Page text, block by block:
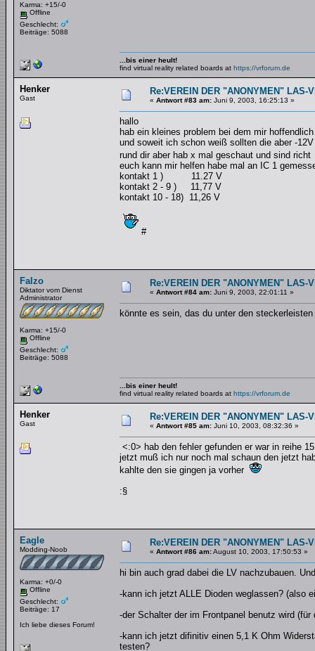
Karma: +15/-0
Offline
Geschlecht:
Beiträge: 5088
...bis einer heult!
find virtual reality related boards at https://vrforum.de
Henker
Gast
Re:VEREIN DER "ANONYMEN" LAS-
« Antwort #83 am: Juni 9, 2003, 16:25:13 »
hallo
hab ein kleines problem bei dem mir
und soweit ich schon weiß sollten die aber -
rund dir aber hab x mal geschaut und sind
euch kann mir helfen habe mal an IC 1
kontakt 1 ) 11.27 V
kontakt 2 - 9 ) 11,77 V
kontakt 10 - 18) 11,26 V
#
Falzo
Diktator vom Dienst
Administrator
Karma: +15/-0
Offline
Geschlecht:
Beiträge: 5088
Re:VEREIN DER "ANONYMEN" LAS-
« Antwort #84 am: Juni 9, 2003, 22:01:11 »
könnte es sein, das du unter den
...bis einer heult!
find virtual reality related boards at https://vrforum.de
Henker
Gast
Re:VEREIN DER "ANONYMEN" LAS-
« Antwort #85 am: Juni 10, 2003, 08:32:36 »
<:0> hab den fehler gefunden er war in reihe
jetzt muß ich nur noch mal schaun den jetzt
kahlte den sie gingen ja vorher
:§
Eagle
Modding-Noob
Karma: +0/-0
Offline
Geschlecht:
Beiträge: 17
Ich liebe dieses Forum!
Re:VEREIN DER "ANONYMEN" LAS-
« Antwort #86 am:August 10, 2003, 17:50:53 »
hi bin auch grad dabei die LV nachzubauen.
-kann ich jetzt ALLE Dioden weglassen? (also
-der Schalter der im Frontpanel benutz wird
-kann ich jetzt difinitiv einen 5,1 K Ohm
testen?